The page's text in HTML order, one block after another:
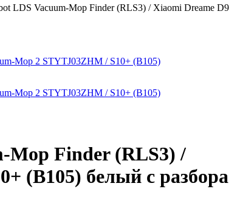
LDS Vacuum-Mop Finder (RLS3) / Xiaomi Dreame D9
Mop Finder (RLS3) /
(B105) белый с разбора